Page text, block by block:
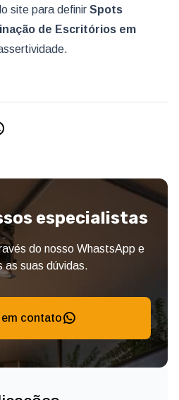
site para definir Spots
de Escritórios em
especialistas
do nosso WhastsApp e
as suas dúvidas.
em contato